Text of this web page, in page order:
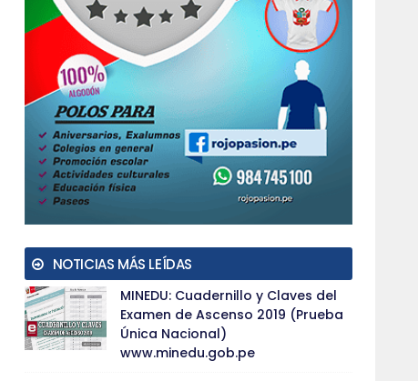
NOTICIAS MÁS LEÍDAS
MINEDU: Cuadernillo y Claves del
Examen de Ascenso 2019 (Prueba
Única Nacional)
www.minedu.gob.pe